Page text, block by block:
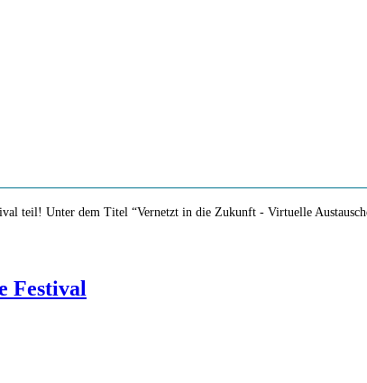
teil! Unter dem Titel “Vernetzt in die Zukunft - Virtuelle
Festival